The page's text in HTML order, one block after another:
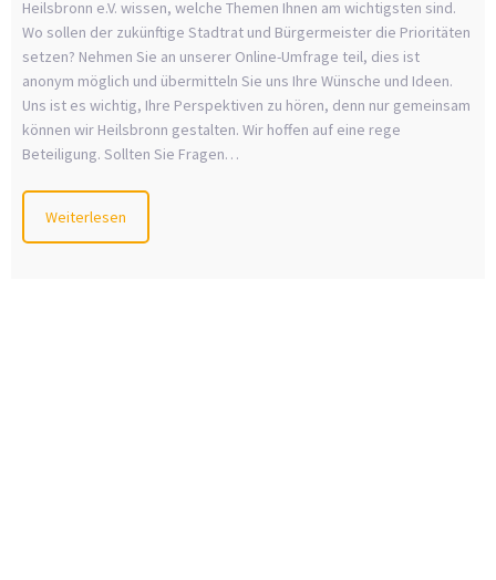
Heilsbronn e.V. wissen, welche Themen Ihnen am wichtigsten sind.
Wo sollen der zukünftige Stadtrat und Bürgermeister die Prioritäten
setzen? Nehmen Sie an unserer Online-Umfrage teil, dies ist
anonym möglich und übermitteln Sie uns Ihre Wünsche und Ideen.
Uns ist es wichtig, Ihre Perspektiven zu hören, denn nur gemeinsam
können wir Heilsbronn gestalten. Wir hoffen auf eine rege
Beteiligung. Sollten Sie Fragen…
Weiterlesen